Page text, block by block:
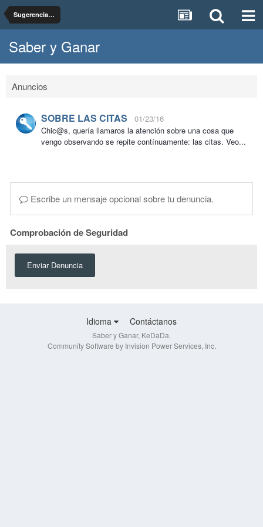
Sugerencias, dudas y pruebas del foro Saber y Ganar
Saber y Ganar
Anuncios
SOBRE LAS CITAS
01/23/16
Chic@s, quería llamaros la atención sobre una cosa que
vengo observando se repite contínuamente: las citas. Veo...
Escribe un mensaje opcional sobre tu denuncia.
Comprobación de Seguridad
Enviar Denuncia
Idioma Contáctanos
Saber y Ganar, KeDaDa.
Community Software by Invision Power Services, Inc.